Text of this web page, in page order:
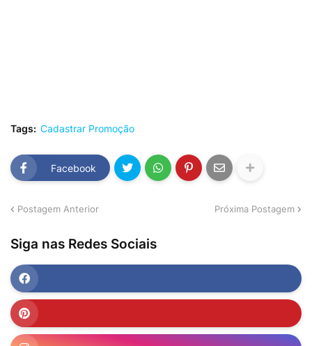
Tags: Cadastrar Promoção
Facebook
Postagem Anterior Próxima Postagem
Siga nas Redes Sociais